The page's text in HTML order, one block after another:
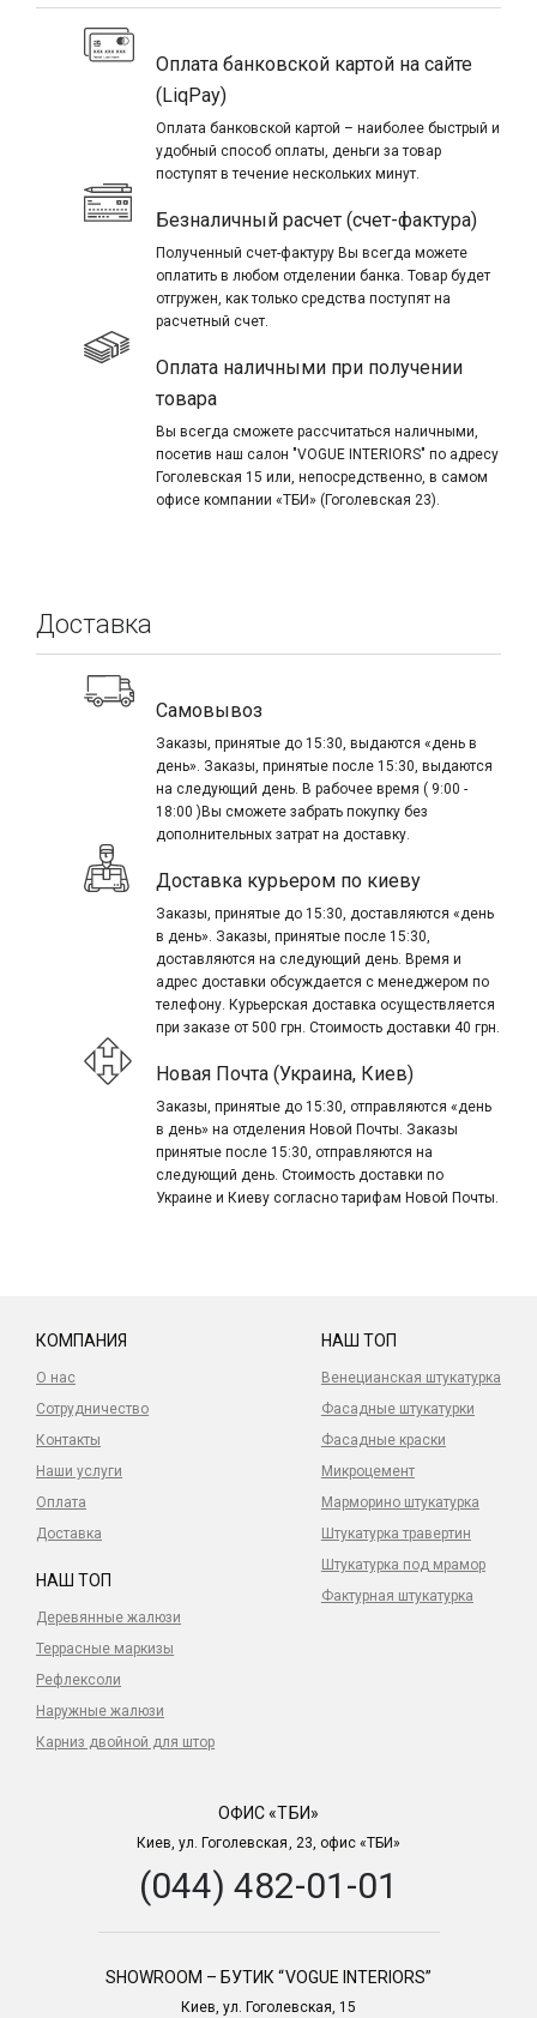
Оплата банковской картой на сайте
(LiqPay)
Оплата банковской картой – наиболее быстрый и
удобный способ оплаты, деньги за товар
поступят в течение нескольких минут.
Безналичный расчет (счет-фактура)
Полученный счет-фактуру Вы всегда можете
оплатить в любом отделении банка. Товар будет
отгружен, как только средства поступят на
расчетный счет.
Оплата наличными при получении
товара
Вы всегда сможете рассчитаться наличными,
посетив наш салон "VOGUE INTERIORS" по адресу
Гоголевская 15 или, непосредственно, в самом
офисе компании «ТБИ» (Гоголевская 23).
Доставка
Самовывоз
Заказы, принятые до 15:30, выдаются «день в
день». Заказы, принятые после 15:30, выдаются
на следующий день. В рабочее время ( 9:00 -
18:00 )Вы сможете забрать покупку без
дополнительных затрат на доставку.
Доставка курьером по киеву
Заказы, принятые до 15:30, доставляются «день
в день». Заказы, принятые после 15:30,
доставляются на следующий день. Время и
адрес доставки обсуждается с менеджером по
телефону. Курьерская доставка осуществляется
при заказе от 500 грн. Стоимость доставки 40 грн.
Новая Почта (Украина, Киев)
Заказы, принятые до 15:30, отправляются «день
в день» на отделения Новой Почты. Заказы
принятые после 15:30, отправляются на
следующий день. Стоимость доставки по
Украине и Киеву согласно тарифам Новой Почты.
КОМПАНИЯ
О нас
Сотрудничество
Контакты
Наши услуги
Оплата
Доставка
НАШ ТОП
Венецианская штукатурка
Фасадные штукатурки
Фасадные краски
Микроцемент
Марморино штукатурка
Штукатурка травертин
Штукатурка под мрамор
Фактурная штукатурка
НАШ ТОП
Деревянные жалюзи
Террасные маркизы
Рефлексоли
Наружные жалюзи
Карниз двойной для штор
ОФИС «ТБИ»
Киев, ул. Гоголевская, 23, офис «ТБИ»
(044) 482-01-01
SHOWROOM – БУТИК “VOGUE INTERIORS”
Киев, ул. Гоголевская, 15